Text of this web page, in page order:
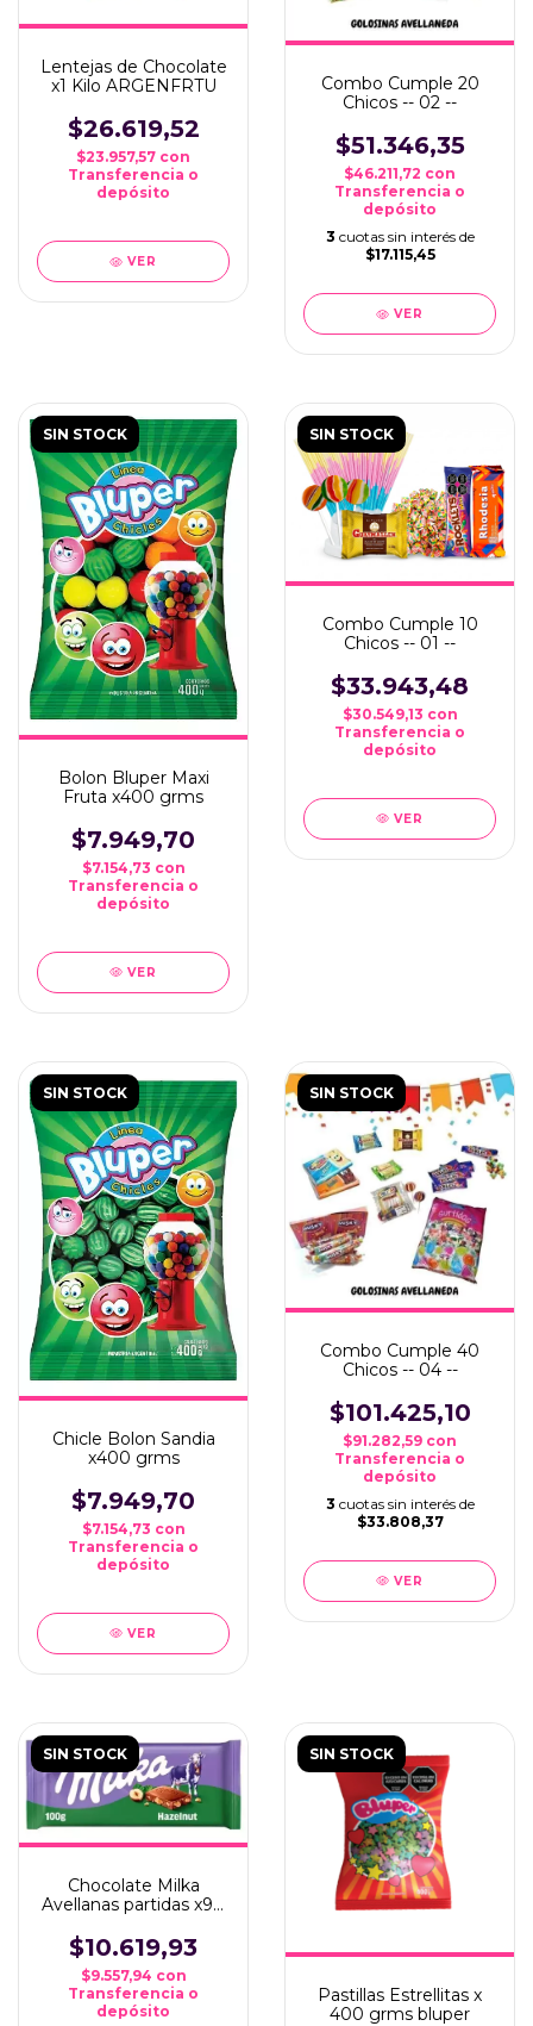
Lentejas de Chocolate
x1 Kilo ARGENFRTU
$26.619,52
$23.957,57 con
Transferencia o
depósito
VER
Combo Cumple 20
Chicos -- 02 --
$51.346,35
$46.211,72 con
Transferencia o
depósito
3 cuotas sin interés de
$17.115,45
VER
SIN STOCK
Bolon Bluper Maxi
Fruta x400 grms
$7.949,70
$7.154,73 con
Transferencia o
depósito
VER
SIN STOCK
Combo Cumple 10
Chicos -- 01 --
$33.943,48
$30.549,13 con
Transferencia o
depósito
VER
SIN STOCK
Chicle Bolon Sandia
x400 grms
$7.949,70
$7.154,73 con
Transferencia o
depósito
VER
SIN STOCK
Combo Cumple 40
Chicos -- 04 --
$101.425,10
$91.282,59 con
Transferencia o
depósito
3 cuotas sin interés de
$33.808,37
VER
SIN STOCK
Chocolate Milka
Avellanas partidas x90
$10.619,93
$9.557,94 con
Transferencia o
depósito
SIN STOCK
Pastillas Estrellitas x
400 grms bluper